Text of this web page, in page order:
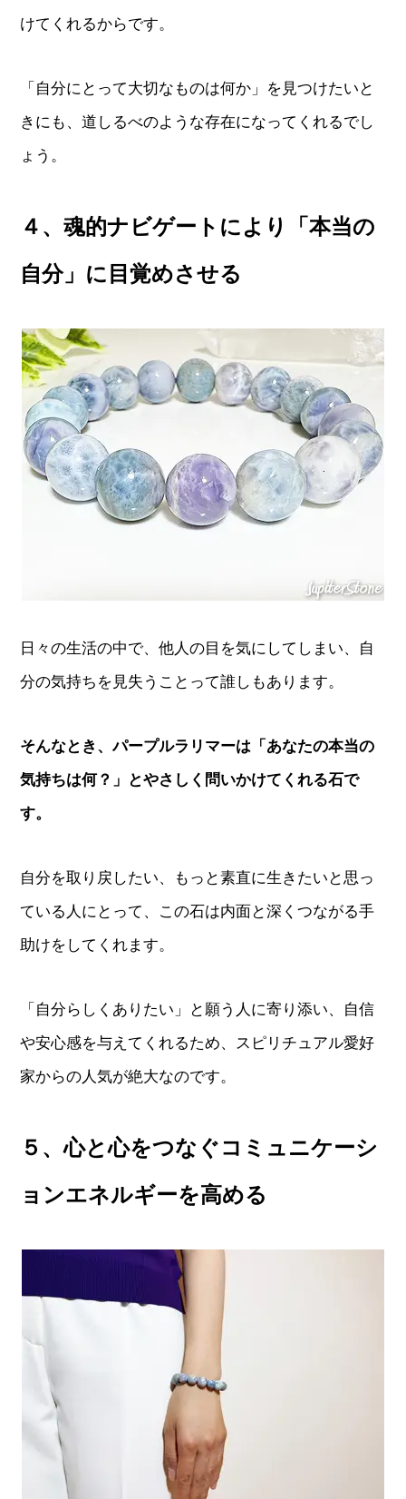
けてくれるからです。
「自分にとって大切なものは何か」を見つけたいと
きにも、道しるべのような存在になってくれるでし
ょう。
４、魂的ナビゲートにより「本当の
自分」に目覚めさせる
日々の生活の中で、他人の目を気にしてしまい、自
分の気持ちを見失うことって誰しもあります。
そんなとき、パープルラリマーは「あなたの本当の
気持ちは何？」とやさしく問いかけてくれる石で
す。
自分を取り戻したい、もっと素直に生きたいと思っ
ている人にとって、この石は内面と深くつながる手
助けをしてくれます。
「自分らしくありたい」と願う人に寄り添い、自信
や安心感を与えてくれるため、スピリチュアル愛好
家からの人気が絶大なのです。
５、心と心をつなぐコミュニケーシ
ョンエネルギーを高める